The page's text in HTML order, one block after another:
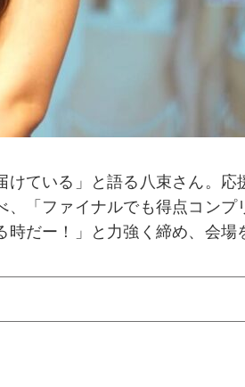
ている」と語る八束さん。応
「ファイナルでも得点コンプ
だー！」と力強く締め、会場